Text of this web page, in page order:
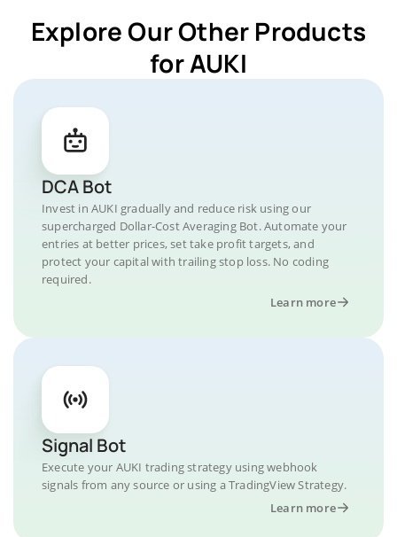
Explore Our Other Products
for AUKI
DCA Bot
Invest in AUKI gradually and reduce risk using our
supercharged Dollar-Cost Averaging Bot. Automate your
entries at better prices, set take profit targets, and
protect your capital with trailing stop loss. No coding
required.
Learn more
Signal Bot
Execute your AUKI trading strategy using webhook
signals from any source or using a TradingView Strategy.
Learn more